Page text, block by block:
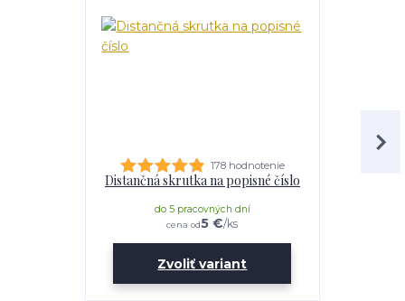
178 hodnotenie
Distančná skrutka na popisné číslo
cena od5 €/ks
do 5 pracovných dní
Zvoliť variant